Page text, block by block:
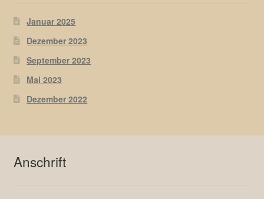
Januar 2025
Dezember 2023
September 2023
Mai 2023
Dezember 2022
Anschrift